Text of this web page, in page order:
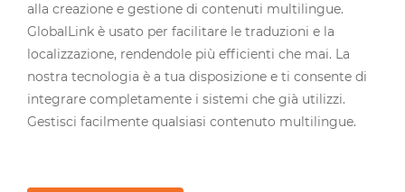
alla creazione e gestione di contenuti multilingue.
GlobalLink è usato per facilitare le traduzioni e la
localizzazione, rendendole più efficienti che mai. La
nostra tecnologia è a tua disposizione e ti consente di
integrare completamente i sistemi che già utilizzi.
Gestisci facilmente qualsiasi contenuto multilingue.